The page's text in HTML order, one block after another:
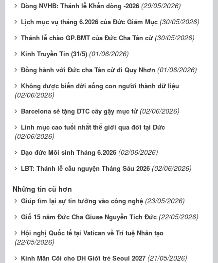
Dòng NVHB: Thánh lễ Khấn dòng -2026 (29/05/2026)
Lịch mục vụ tháng 6.2026 của Đức Giám Mục (30/05/2026)
Thánh lễ chào GP.BMT của Đức Cha Tân cử (30/05/2026)
Kinh Truyền Tin (31/5) (01/06/2026)
Đồng hành với Đức cha Tân cử đi Quy Nhơn (01/06/2026)
Không được biến đời sống con người thành dữ liệu
(02/06/2026)
Barcelona sẽ tặng ĐTC cây gậy mục tử (02/06/2026)
Linh mục cao tuổi nhất thế giới qua đời tại Đức
(02/06/2026)
Đạo đức Môi sinh Tháng 6.2026 (02/06/2026)
LBT: Thánh lễ cầu nguyện Tháng Sáu 2026 (02/06/2026)
Những tin cũ hơn
Giúp tìm lại sự tin tưởng vào công nghệ (23/05/2026)
Giỗ 15 năm Đức Cha Giuse Nguyễn Tích Đức (22/05/2026)
Hội nghị Quốc tế tại Vatican về Trí tuệ Nhân tạo
(22/05/2026)
Kinh Mân Côi cho ĐH Giới trẻ Seoul 2027 (21/05/2026)